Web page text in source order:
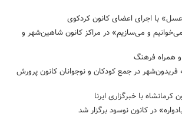
با اجرای اعضای کانون کردکوی
می‌خوانیم و می‌سازیم» در مراکز کانون شاهین‌شهر و
همراه فرهنگ
در جمع کودکان و نوجوانان کانون پرورش
با خبرگزاری ایرنا
در کانون نوسود برگزار شد